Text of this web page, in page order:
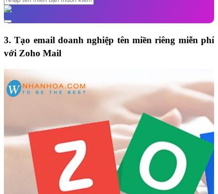
3.Tạo email doanh nghiệp tên miền riêng miễn phí
với Zoho Mail